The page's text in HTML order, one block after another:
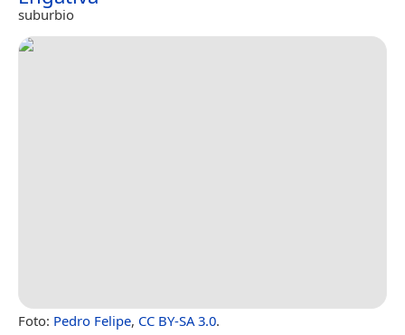
suburbio
Foto: Pedro Felipe, CC BY-SA 3.0.